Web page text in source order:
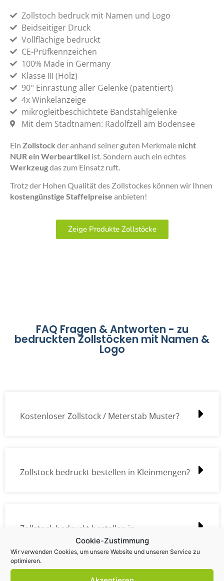
Cookie-Zustimmung
Wir verwenden Cookies, um unsere Website und unseren Service zu
optimieren.
Zollstoch bedruck mit Namen und Logo
Beidseitiger Druck
Vollflächige bedruckt
CE-Prüfkennzeichen
100% Made in Germany
Klasse III (Holz)
90° Einrastung aller Gelenke (patentiert)
4x Winkelanzeige
mikrogleitbeschichtete Bandstahlgelenke
Mit dem Stadtnamen: Radolfzell am Bodensee
Ein Zollstock der anhand seiner guten Merkmale nicht
NUR ein Werbeartikel ist. Sondern auch ein echtes
Werkzeugdas zum Einsatz ruft.
Trotz der Hohen Qualität des Zollstockes können wir Ihnen
kostengünstige Staffelpreise anbieten!
Zeige Produkte Zollstöcke
FAQ Fragen & Antworten - zu
bedruckten Zollstöcken mit Namen &
Logo
Kostenloser Zollstock / Meterstab Muster?
Zollstock bedruckt bestellen in Kleinmengen?
Zollstock bedruckt bestellen in